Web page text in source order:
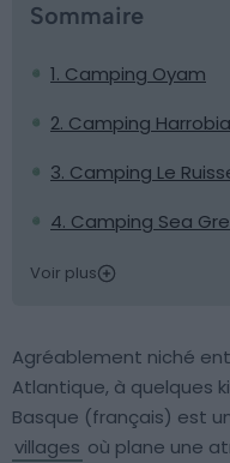
Sommaire
1. Camping Oyam
2. Camping Harrobia
3. Camping Le
4. Camping Sea
Voir plus
Agréablement niché
Atlantique, à quelques
Basque (français) est
villages où plane une